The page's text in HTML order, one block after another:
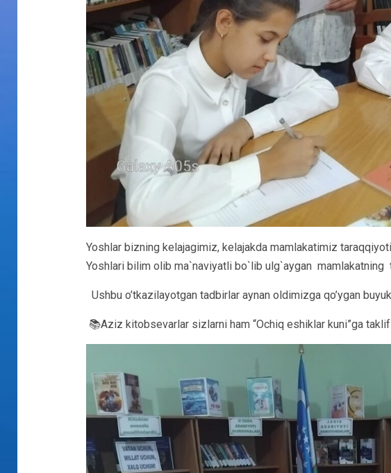
Yoshlar bizning kelajagimiz, kelajakda mamlakatimiz
Yoshlari bilim olib ma`naviyatli bo`lib ulg`aygan mamlakatning
Ushbu o’tkazilayotgan tadbirlar aynan oldimizga qo’ygan
📚Aziz kitobsevarlar sizlarni ham “Ochiq eshiklar kuni”ga